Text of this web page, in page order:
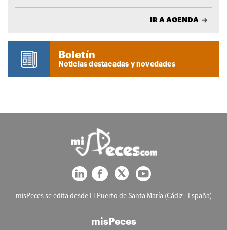
IR A AGENDA
Boletín
Noticias destacadas y novedades
misPeces se edita desde El Puerto de Santa María (Cádiz - España)
misPeces